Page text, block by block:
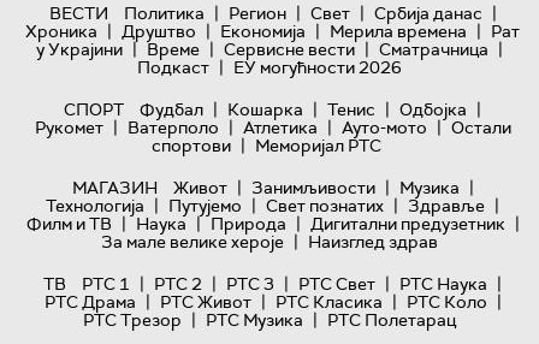
ВЕСТИ Политика | Регион | Свет | Србија данас |
Хроника | Друштво | Економија | Мерила времена | Рат
у Украјини | Време | Сервисне вести | Сматрачница |
Подкаст | ЕУ могућности 2026
СПОРТ
Фудбал | Кошарка | Тенис | Одбојка |
Рукомет | Ватерполо | Атлетика | Ауто-мото | Остали
спортови | Меморијал РТС
МАГАЗИН
Живот | Занимљивости | Музика |
Технологијa | Путујемо | Свет познатих | Здравље |
Филм и ТВ | Наука | Природа | Дигитални предузетник |
За мале велике хероје | Наизглед здрав
ТВ
РТС 1 | РТС 2 | РТС 3 | РТС Свет | РТС Наука |
РТС Драма | РТС Живот | РТС Класика | РТС Коло |
РТС Трезор | РТС Музика | РТС Полетарац